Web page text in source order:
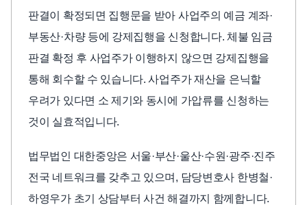
판결이 확정되면 집행문을 받아 사업주의 예금 계좌·
부동산·차량 등에 강제집행을 신청합니다. 체불 임금
판결 확정 후 사업주가 이행하지 않으면 강제집행을
통해 회수할 수 있습니다. 사업주가 재산을 은닉할
우려가 있다면 소 제기와 동시에 가압류를 신청하는
것이 실효적입니다.
법무법인 대한중앙은 서울·부산·울산·수원·광주·진주
전국 네트워크를 갖추고 있으며, 담당변호사 한병철·
하영우가 초기 상담부터 사건 해결까지 함께합니다.